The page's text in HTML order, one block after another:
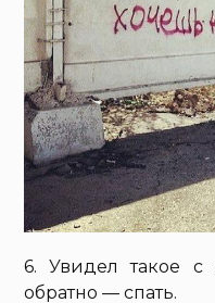
6. Увидел такое с
обратно — спать.